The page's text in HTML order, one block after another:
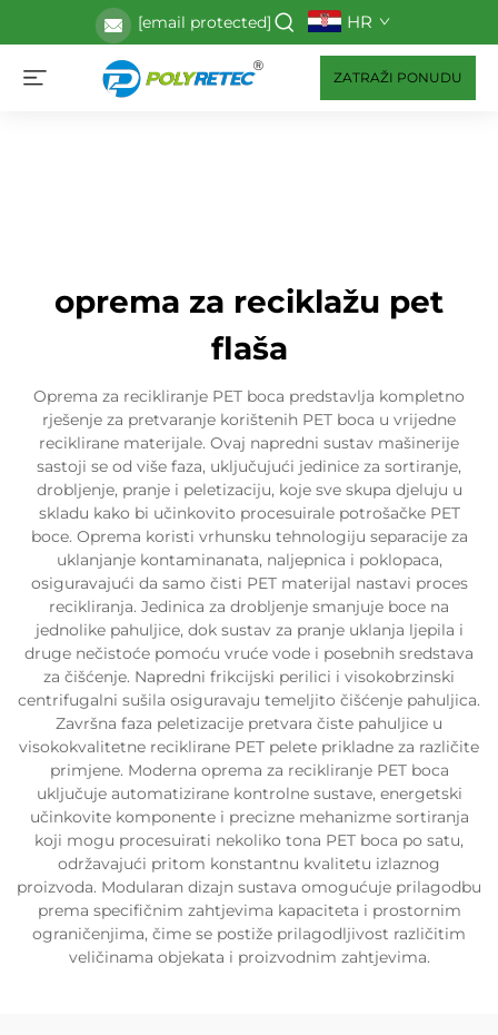
[email protected] HR
ZATRAŽI PONUDU
oprema za reciklažu pet
flaša
Oprema za recikliranje PET boca predstavlja kompletno
rješenje za pretvaranje korištenih PET boca u vrijedne
reciklirane materijale. Ovaj napredni sustav mašinerije
sastoji se od više faza, uključujući jedinice za sortiranje,
drobljenje, pranje i peletizaciju, koje sve skupa djeluju u
skladu kako bi učinkovito procesuirale potrošačke PET
boce. Oprema koristi vrhunsku tehnologiju separacije za
uklanjanje kontaminanata, naljepnica i poklopaca,
osiguravajući da samo čisti PET materijal nastavi proces
recikliranja. Jedinica za drobljenje smanjuje boce na
jednolike pahuljice, dok sustav za pranje uklanja ljepila i
druge nečistoće pomoću vruće vode i posebnih sredstava
za čišćenje. Napredni frikcijski perilici i visokobrzinski
centrifugalni sušila osiguravaju temeljito čišćenje pahuljica.
Završna faza peletizacije pretvara čiste pahuljice u
visokokvalitetne reciklirane PET pelete prikladne za različite
primjene. Moderna oprema za recikliranje PET boca
uključuje automatizirane kontrolne sustave, energetski
učinkovite komponente i precizne mehanizme sortiranja
koji mogu procesuirati nekoliko tona PET boca po satu,
održavajući pritom konstantnu kvalitetu izlaznog
proizvoda. Modularan dizajn sustava omogućuje prilagodbu
prema specifičnim zahtjevima kapaciteta i prostornim
ograničenjima, čime se postiže prilagodljivost različitim
veličinama objekata i proizvodnim zahtjevima.